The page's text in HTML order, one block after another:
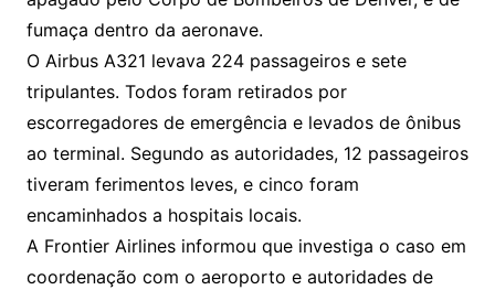
fumaça dentro da aeronave.
O Airbus A321 levava 224 passageiros e sete
tripulantes. Todos foram retirados por
escorregadores de emergência e levados de ônibus
ao terminal. Segundo as autoridades, 12 passageiros
tiveram ferimentos leves, e cinco foram
encaminhados a hospitais locais.
A Frontier Airlines informou que investiga o caso em
coordenação com o aeroporto e autoridades de